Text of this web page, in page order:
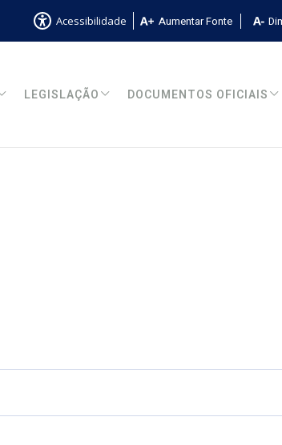
Acessibilidade Aumentar Fonte
LEGISLAÇÃO DOCUMENTOS OFICIAIS